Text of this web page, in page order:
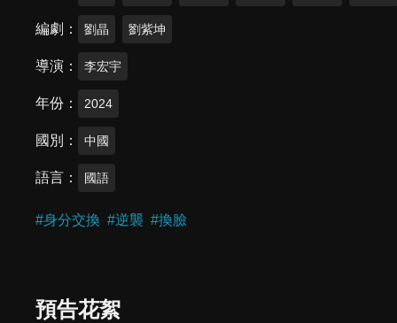
編劇 劉晶 劉紫坤
導演 李宏宇
年份 2024
國別 中國
語言 國語
#身分交換 #逆襲 #換臉
預告花絮